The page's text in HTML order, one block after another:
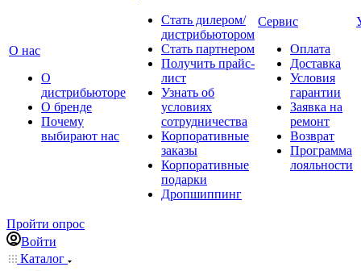
О нас
О
дистрибьюторе
О бренде
Почему
выбирают нас
Стать дилером/
дистрибьютором
Стать партнером
Получить прайс-
лист
Узнать об
условиях
сотрудничества
Корпоративные
заказы
Корпоративные
подарки
Дропшиппинг
Сервис
Оплата
Доставка
Условия
гарантии
Заявка на
ремонт
Возврат
Программа
лояльности
Пройти опрос
Войти
Каталог